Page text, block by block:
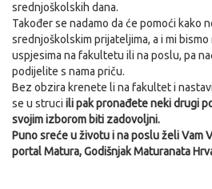
srednjoškolskih dana.
Također se nadamo da će pomoći kako
srednjoškolskim prijateljima, a i mi
uspjesima na fakultetu ili na poslu, pa
podijelite s nama priču.
Bez obzira krenete li na fakultet i
se u struci ili pak pronađete neki drugi
svojim izborom biti zadovoljni.
Puno sreće u životu i na poslu želi Vam
portal Matura, Godišnjak Maturanata